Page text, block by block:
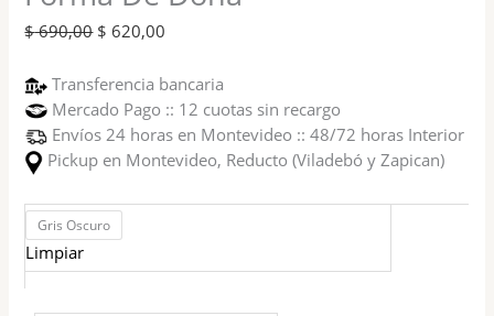
$690,00 $ 620,00
Transferencia bancaria
Mercado Pago :: 12 cuotas sin recargo
Envíos 24 horas en Montevideo :: 48/72 horas Interior
Pickup en Montevideo, Reducto (Viladebó y Zapican)
Gris Oscuro
Limpiar